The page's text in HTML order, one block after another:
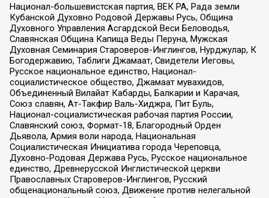
Национал-большевистская партия, ВЕК РА, Рада земли
Кубанской Духовно Родовой Державы Русь, Община
Духовного Управления Асгардской Веси Беловодья,
Славянская Община Капища Веды Перуна, Мужская
Духовная Семинария Староверов-Инглингов, Нурджулар, К
Богодержавию, Таблиги Джамаат, Свидетели Иеговы,
Русское национальное единство, Национал-
социалистическое общество, Джамаат мувахидов,
Объединенный Вилайат Кабарды, Балкарии и Карачая,
Союз славян, Ат-Такфир Валь-Хиджра, Пит Буль,
Национал-социалистическая рабочая партия России,
Славянский союз, Формат-18, Благородный Орден
Дьявола, Армия воли народа, Национальная
Социалистическая Инициатива города Череповца,
Духовно-Родовая Держава Русь, Русское национальное
единство, Древнерусской Инглистической церкви
Православных Староверов-Инглингов, Русский
общенациональный союз, Движение против нелегальной